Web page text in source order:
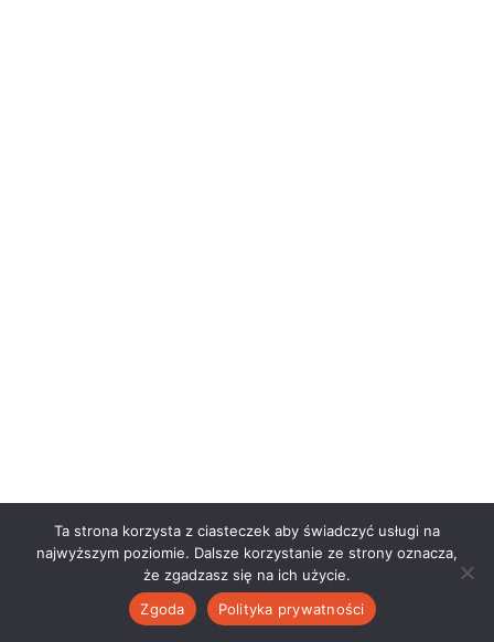
Ta strona korzysta z ciasteczek aby świadczyć usługi na
najwyższym poziomie. Dalsze korzystanie ze strony oznacza,
że zgadzasz się na ich użycie.
Zgoda
Polityka prywatności